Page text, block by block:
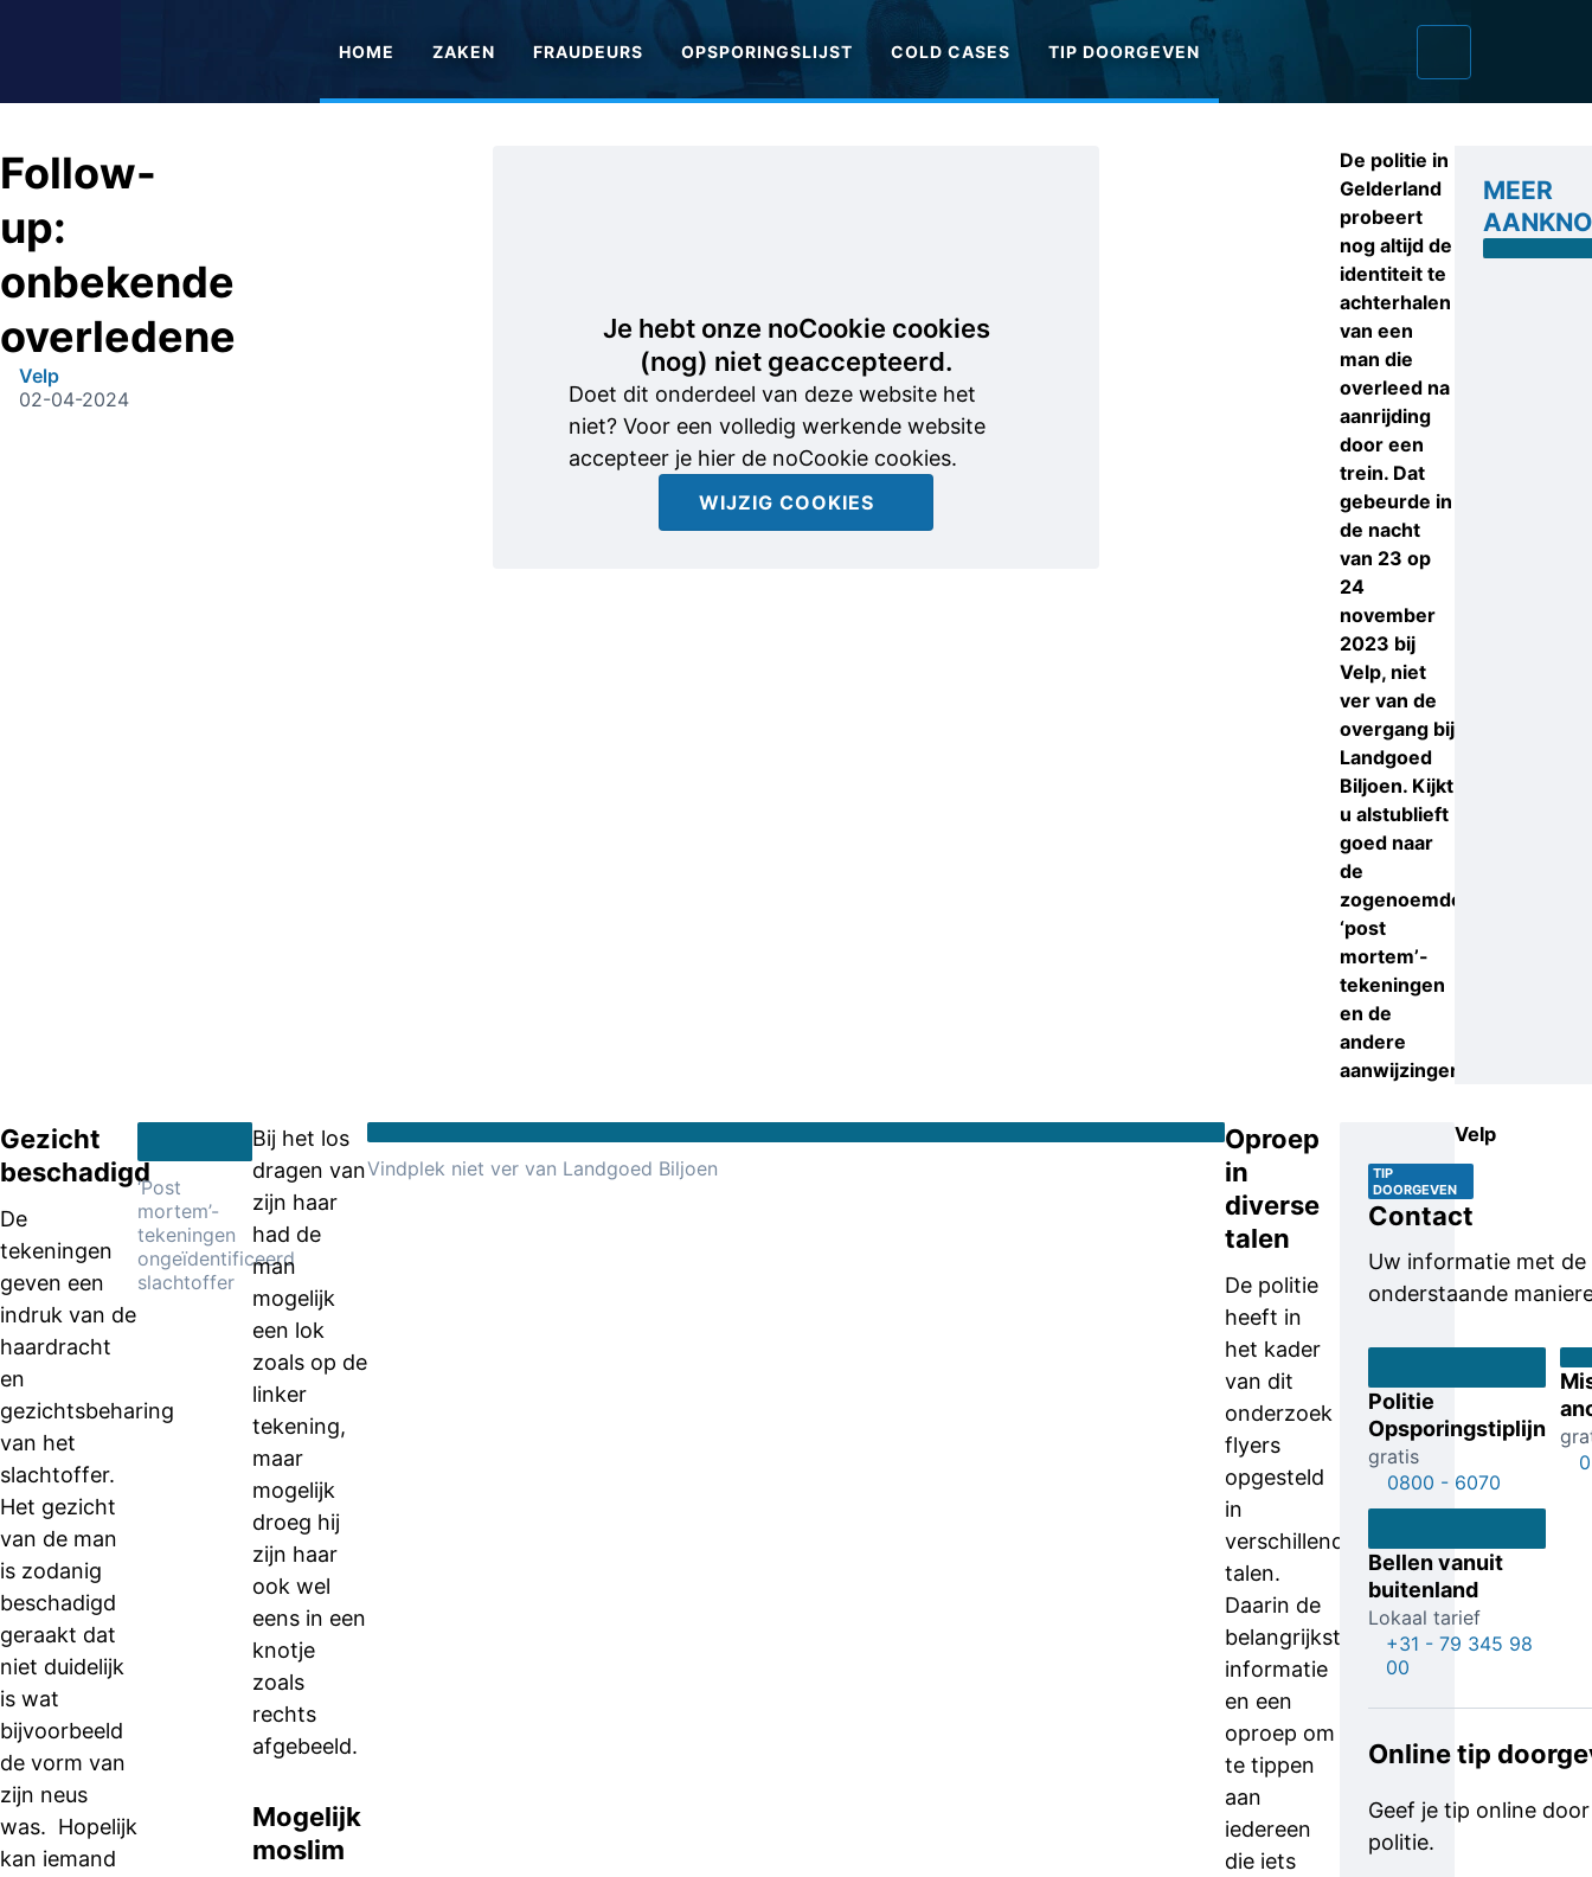
HOME ZAKEN FRAUDEURS OPSPORINGSLIJST COLD CASES TIP DOORGEVEN
Follow-
up:
onbekende
overledene
Velp
02-04-2024
Je hebt onze noCookie cookies
(nog) niet geaccepteerd.
Doet dit onderdeel van deze website het
niet? Voor een volledig werkende website
accepteer je hier de noCookie cookies.
WIJZIG COOKIES
De politie in
Gelderland
probeert
nog altijd de
identiteit te
achterhalen
van een
man die
overleed na
aanrijding
door een
trein. Dat
gebeurde in
de nacht
van 23 op
24
november
2023 bij
Velp, niet
ver van de
overgang bij
Landgoed
Biljoen. Kijkt
u alstublieft
goed naar
de
zogenoemde
‘post
mortem’-
tekeningen
en de
andere
aanwijzingen.
MEER
Gezicht
beschadigd
De
tekeningen
geven een
indruk van de
haardracht
en
gezichtsbeharing
van het
slachtoffer.
Het gezicht
van de man
is zodanig
beschadigd
geraakt dat
niet duidelijk
is wat
bijvoorbeeld
de vorm van
zijn neus
was. Hopelijk
kan iemand
‘Post
mortem’-
tekeningen
ongeïdentificeerd
slachtoffer
Bij het los
dragen van
zijn haar
had de
man
mogelijk
een lok
zoals op de
linker
tekening,
maar
mogelijk
droeg hij
zijn haar
ook wel
eens in een
knotje
zoals
rechts
afgebeeld.
Mogelijk
moslim
Vindplek niet ver van Landgoed Biljoen
Oproep
in
diverse
talen
De politie
heeft in
het kader
van dit
onderzoek
flyers
opgesteld
in
verschillende
talen.
Daarin de
belangrijkste
informatie
en een
oproep om
te tippen
aan
iedereen
die iets
TIP
DOORGEVEN
Contact
Uw informatie met
onderstaande
Politie
Opsporingstiplijn
gratis
0800 - 6070
Bellen vanuit
buitenland
Lokaal tarief
+31 - 79 345 98
00
Online tip
Geef je tip online
politie.
Velp